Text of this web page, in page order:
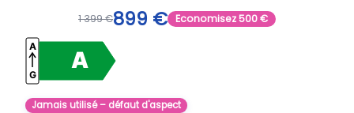
1 399€899 € Economisez500€
Jamais utilisé – défaut d'aspect